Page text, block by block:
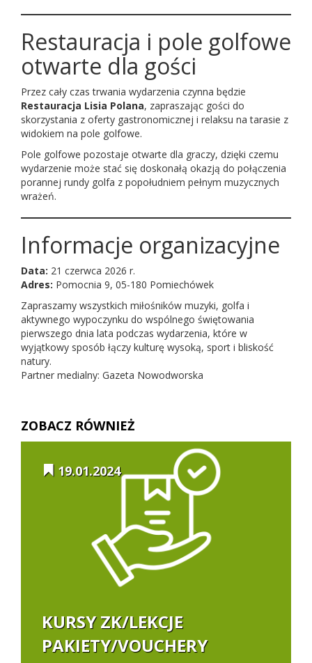
Restauracja i pole golfowe
otwarte dla gości
Przez cały czas trwania wydarzenia czynna będzie
Restauracja Lisia Polana, zapraszając gości do
skorzystania z oferty gastronomicznej i relaksu na tarasie z
widokiem na pole golfowe.
Pole golfowe pozostaje otwarte dla graczy, dzięki czemu
wydarzenie może stać się doskonałą okazją do połączenia
porannej rundy golfa z popołudniem pełnym muzycznych
wrażeń.
Informacje organizacyjne
Data: 21 czerwca 2026 r.
Adres: Pomocnia 9, 05-180 Pomiechówek
Zapraszamy wszystkich miłośników muzyki, golfa i
aktywnego wypoczynku do wspólnego świętowania
pierwszego dnia lata podczas wydarzenia, które w
wyjątkowy sposób łączy kulturę wysoką, sport i bliskość
natury.
Partner medialny: Gazeta Nowodworska
ZOBACZ RÓWNIEŻ
19.01.2024
KURSY ZK/LEKCJE
PAKIETY/VOUCHERY